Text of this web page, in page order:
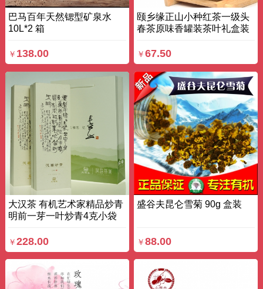
巴马百年天然锶型矿泉水
10L*2 箱
￥ 138.00
颐乡缘正山小种红茶一级头
春茶原味香罐装茶叶礼盒装
￥67.50
大汉茶 有机艺术家精品炒青
明前一芽一叶炒青4克小袋
￥ 228.00
盛谷夫昆仑雪菊 90g 盒装
￥88.00